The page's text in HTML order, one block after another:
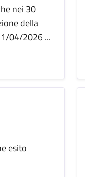
nei 30
della
04/2026 ...
esito